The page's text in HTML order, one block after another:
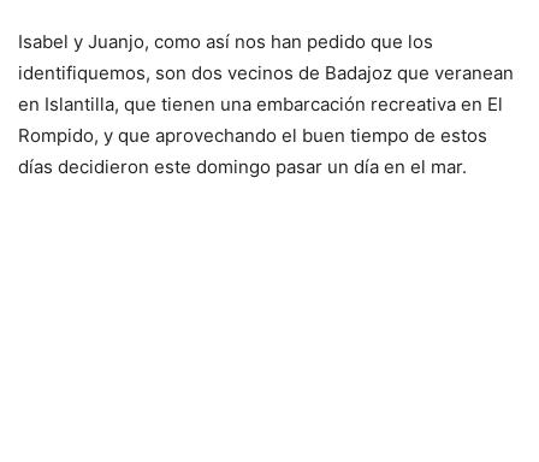
Isabel y Juanjo, como así nos han pedido que los
identifiquemos, son dos vecinos de Badajoz que veranean
en Islantilla, que tienen una embarcación recreativa en El
Rompido, y que aprovechando el buen tiempo de estos
días decidieron este domingo pasar un día en el mar.